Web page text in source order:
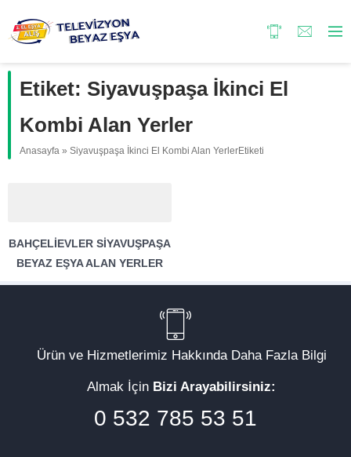
Etiket: Siyavuşpaşa İkinci El
Kombi Alan Yerler
Anasayfa » Siyavuşpaşa İkinci El Kombi Alan YerlerEtiketi
BAHÇELIEVLER SIYAVUŞPAŞA
BEYAZ EŞYA ALAN YERLER
Ürün ve Hizmetlerimiz Hakkında Daha Fazla Bilgi
Almak İçin Bizi Arayabilirsiniz:
0 532 785 53 51